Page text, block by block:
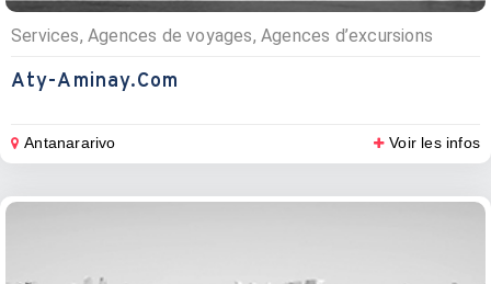
Services, Agences de voyages, Agences d’excursions
Aty-Aminay.com
Antanararivo Voir les infos